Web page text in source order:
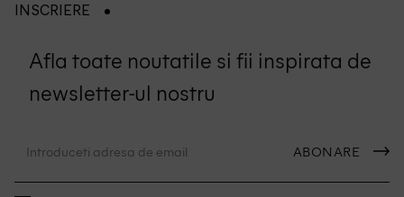
INSCRIERE
Afla toate noutatile si fii inspirata de
newsletter-ul nostru
ABONARE